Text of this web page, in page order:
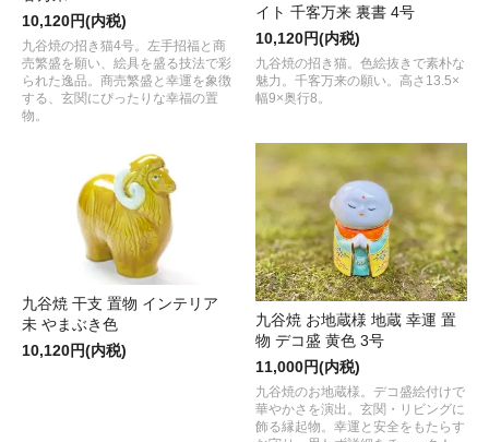
10,120円(内税)
九谷焼の招き猫4号。左手招福と商
売繁盛を願い、絵具を盛る技法で彩
られた逸品。商売繁盛と幸運を象徴
する、玄関にぴったりな幸福の置
物。
イト 千客万来 裏書 4号
10,120円(内税)
九谷焼の招き猫。色絵抜きで素朴な
魅力。千客万来の願い。高さ13.5×
幅9×奥行8。
九谷焼 干支 置物 インテリア
未 やまぶき色
10,120円(内税)
九谷焼 お地蔵様 地蔵 幸運 置
物 デコ盛 黄色 3号
11,000円(内税)
九谷焼のお地蔵様。デコ盛絵付けで
華やかさを演出。玄関・リビングに
飾る縁起物。幸運と安全をもたらす